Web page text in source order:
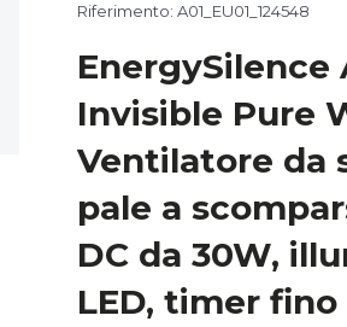
Riferimento: A01_EU01_124548
EnergySilence
Invisible Pure
Ventilatore da
pale a
DC da 30W,
LED, timer fino